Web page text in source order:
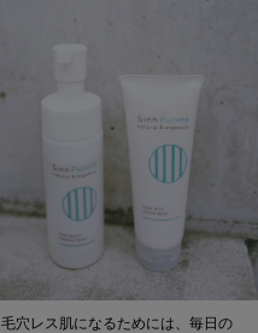
毛穴レス肌になるためには、毎日の